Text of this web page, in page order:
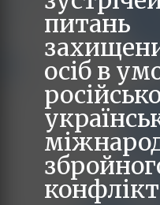
питань
осіб в